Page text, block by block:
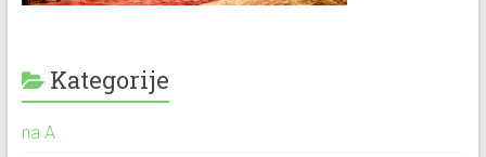
Kategorije
na A